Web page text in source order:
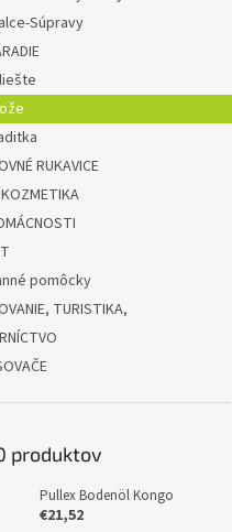
Súpravy
RUKAVICE
pomôcky
TURISTIKA,
produktov
Pullex Bodenöl Kongo
€21,52